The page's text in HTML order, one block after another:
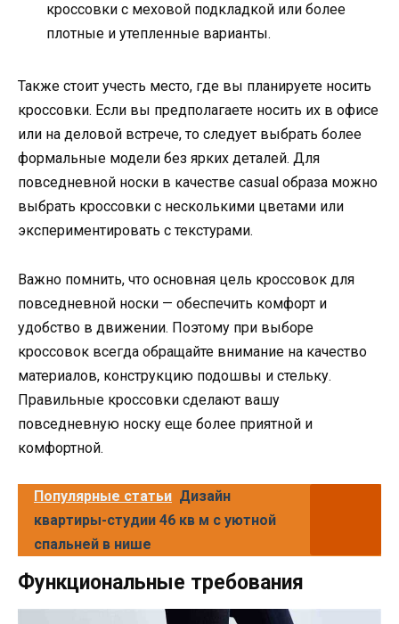
кроссовки с меховой подкладкой или более
плотные и утепленные варианты.
Также стоит учесть место, где вы планируете носить
кроссовки. Если вы предполагаете носить их в офисе
или на деловой встрече, то следует выбрать более
формальные модели без ярких деталей. Для
повседневной носки в качестве casual образа можно
выбрать кроссовки с несколькими цветами или
экспериментировать с текстурами.
Важно помнить, что основная цель кроссовок для
повседневной носки — обеспечить комфорт и
удобство в движении. Поэтому при выборе
кроссовок всегда обращайте внимание на качество
материалов, конструкцию подошвы и стельку.
Правильные кроссовки сделают вашу
повседневную носку еще более приятной и
комфортной.
Популярные статьи Дизайн
квартиры-студии 46 кв м с уютной
спальней в нише
Функциональные требования